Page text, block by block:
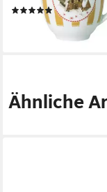
(2)
43,98 €
lieferbar - in 2-3
Ähnliche